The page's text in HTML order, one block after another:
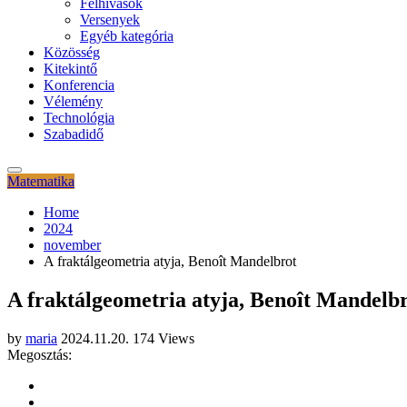
Felhívások
Versenyek
Egyéb kategória
Közösség
Kitekintő
Konferencia
Vélemény
Technológia
Szabadidő
Matematika
Home
2024
november
A fraktálgeometria atyja, Benoît Mandelbrot
A fraktálgeometria atyja, Benoît
by maria 2024.11.20. 174 Views
Megosztás: